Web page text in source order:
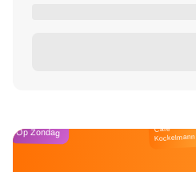
Op Zondag Café
Kockelmann